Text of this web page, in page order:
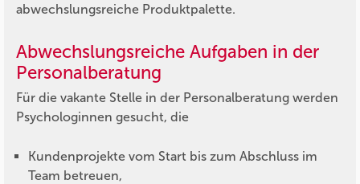
abwechslungsreiche Produktpalette.
Abwechslungsreiche Aufgaben in der
Personalberatung
Für die vakante Stelle in der Personalberatung werden
Psychologinnen gesucht, die
Kundenprojekte vom Start bis zum Abschluss im
Team betreuen,